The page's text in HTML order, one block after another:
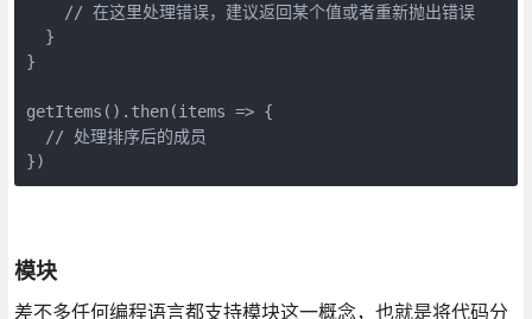
    // 在这里处理错误，建议返回某个值或者重新抛出错误
  }
}
getItems().then(items => {
  // 处理排序后的成员
})
模块
差不多任何编程语言都支持模块这一概念，也就是将代码分